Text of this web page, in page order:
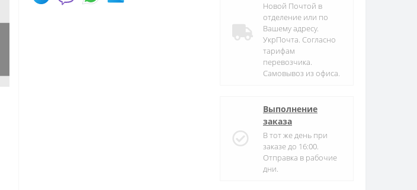
Новой Почтой в
отделение или по
Вашему адресу.
УкрПочта. Согласно
тарифам
перевозчика.
Самовывоз из офиса.
Выполнение
заказа
В тот же день при
заказе до 16:00.
Отправка в рабочие
дни.